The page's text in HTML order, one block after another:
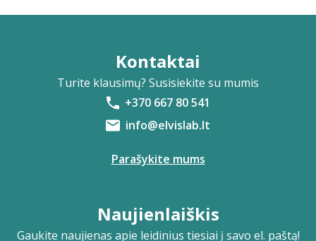
Kontaktai
Turite klausimų? Susisiekite su mumis
+370 667 80 541
info@elvislab.lt
Parašykite mums
Naujienlaiškis
Gaukite naujienas apie leidinius tiesiai į savo el. paštą!